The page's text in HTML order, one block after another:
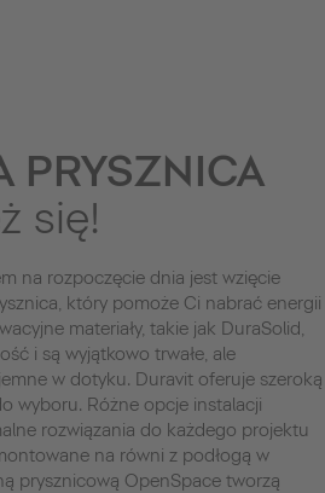
PRYSZNICA
się!
na rozpoczęcie dnia jest wzięcie
który pomoże Ci nabrać energii
materiały, takie jak DuraSolid,
i są wyjątkowo trwałe, ale
w dotyku. Duravit oferuje szeroką
wyboru. Różne opcje instalacji
rozwiązania do każdego projektu
na równi z podłogą w
prysznicową OpenSpace tworzą